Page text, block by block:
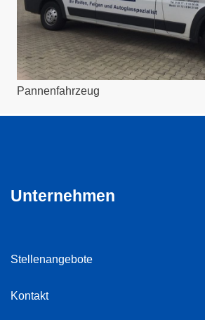
Pannenfahrzeug
Unternehmen
Stellenangebote
Kontakt